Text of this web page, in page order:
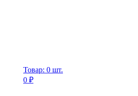
Товар: 0 шт.
0 ₽